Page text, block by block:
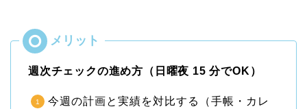
週次チェックの進め方（日曜夜 15 分でOK）
今週の計画と実績を対比する（手帳・カレ